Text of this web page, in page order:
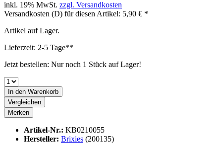
inkl. 19% MwSt. zzgl. Versandkosten
Versandkosten (D) für diesen Artikel: 5,90 € *
Artikel auf Lager.
Lieferzeit: 2-5 Tage**
Jetzt bestellen: Nur noch 1 Stück auf Lager!
In den Warenkorb
Vergleichen
Merken
Artikel-Nr.: KB0210055
Hersteller: Brixies (200135)